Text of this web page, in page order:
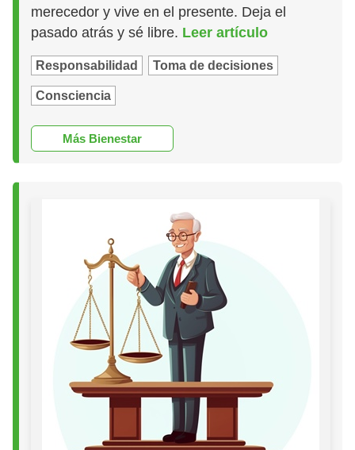
merecedor y vive en el presente. Deja el
pasado atrás y sé libre. Leer artículo
Responsabilidad Toma de decisiones
Consciencia
Más Bienestar